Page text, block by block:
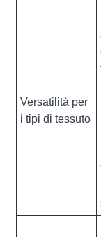
Versatilità per
i tipi di tessuto